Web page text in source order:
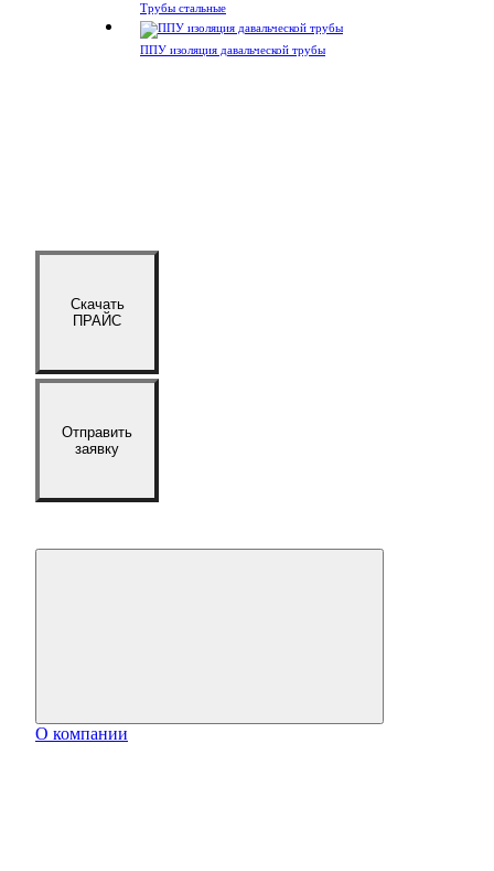
Трубы стальные
ППУ изоляция давальческой трубы
Скачать
ПРАЙС
Отправить
заявку
О компании